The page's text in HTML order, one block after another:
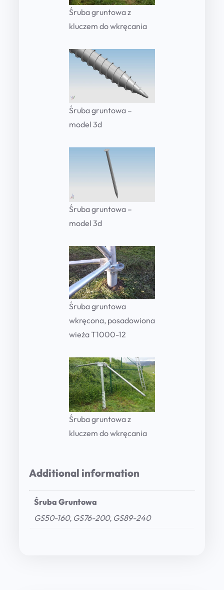
Śruba gruntowa z
kluczem do wkręcania
Śruba gruntowa –
model 3d
Śruba gruntowa –
model 3d
Śruba gruntowa
wkręcona, posadowiona
wieża T1000-12
Śruba gruntowa z
kluczem do wkręcania
Additional information
Śruba Gruntowa
GS50-160, GS76-200, GS89-240